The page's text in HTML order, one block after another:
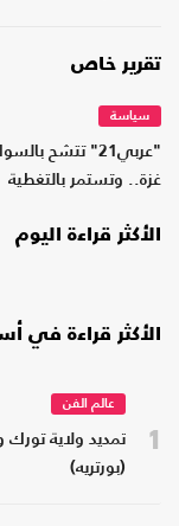
تقرير خاص
سياسة
"عربي21" تتشح
غزة.. وتستمر بالتغطية
الأكثر قراءة اليوم
الأكثر قراءة في
1
عالم الفن
تمديد ولاية تورك
(بورتريه)